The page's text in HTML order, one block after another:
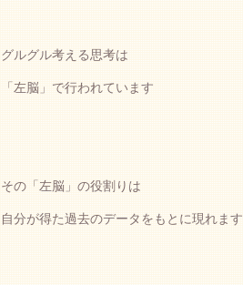
グルグル考える思考は
「左脳」で行われています
その「左脳」の役割りは
自分が得た過去のデータをもとに現れます